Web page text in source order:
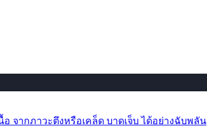
จากภาวะตึงหรือเคล็ด บาดเจ็บ ได้อย่างฉับพลัน